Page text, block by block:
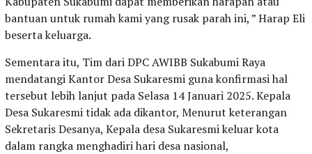
bantuan untuk rumah kami yang rusak parah ini, ” Harap Eli
beserta keluarga.
Sementara itu, Tim dari DPC AWIBB Sukabumi Raya
mendatangi Kantor Desa Sukaresmi guna konfirmasi hal
tersebut lebih lanjut pada Selasa 14 Januari 2025. Kepala
Desa Sukaresmi tidak ada dikantor, Menurut keterangan
Sekretaris Desanya, Kepala desa Sukaresmi keluar kota
dalam rangka menghadiri hari desa nasional,